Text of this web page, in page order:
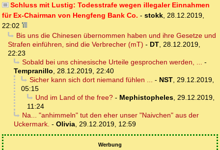
Schluss mit Lustig: Todesstrafe wegen illegaler Einnahmen
für Ex-Chairman von Hengfeng Bank Co. - stokk 28.12.2019,
22:02
Bis uns die Chinesen übernommen haben und ihre Gesetze und
Strafen einführen, sind die Verbrecher (mT) - DT 28.12.2019,
22:23
Sobald bei uns chinesische Urteile gesprochen werden, ...
-
Tempranillo
28.12.2019, 22:40
Sicher kann sich dort niemand fühlen ...
- NST, 29.12.2019,
05:15
Und im Land of the free?- Mephistopheles, 29.12.2019,
11:24
Na... "anhimmeln" tut den eher unser "Naivchen" aus der
Uckermark. - Olivia 29.12.2019, 12:59
Werbung